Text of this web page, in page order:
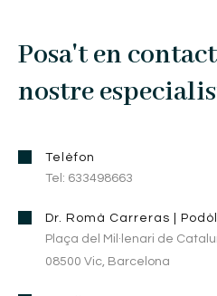
Posa't en
nostre
Telèfon
Tel: 633498663
Dr. Romà Carreras |
Plaça del Mil·lenari de
08500 Vic, Barcelona